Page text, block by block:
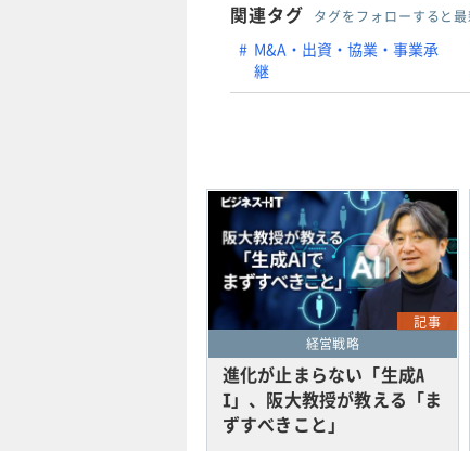
関連タグ タグをフォローすると
M&A・出資・協業・事業承
継
記事
経営戦略
進化が止まらない「生成A
I」、阪大教授が教える「ま
ずすべきこと」